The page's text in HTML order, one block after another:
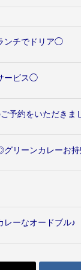
ンチでドリア◯
ービス◯
予約をいただきま
リーンカレーお持
ーなオードブル♪